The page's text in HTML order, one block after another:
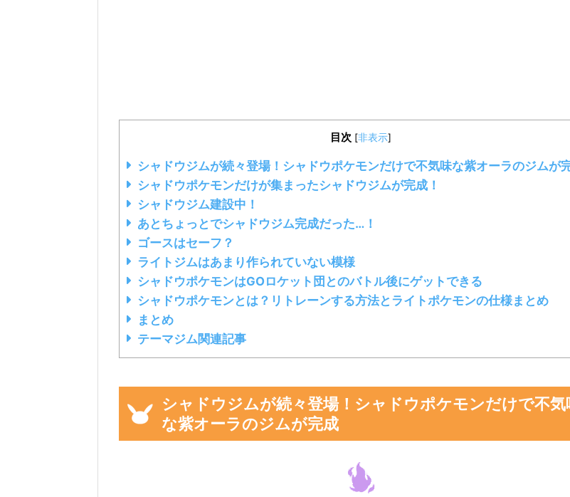
目次 [非表示]
シャドウジムが続々登場！シャドウポケモンだけで不気味な紫オーラのジムが
シャドウポケモンだけが集まったシャドウジムが完成！
シャドウジム建設中！
あとちょっとでシャドウジム完成だった…！
ゴースはセーフ？
ライトジムはあまり作られていない模様
シャドウポケモンはGOロケット団とのバトル後にゲットできる
シャドウポケモンとは？リトレーンする方法とライトポケモンの仕様まとめ
まとめ
テーマジム関連記事
シャドウジムが続々登場！シャドウポケモンだけで不気
な紫オーラのジムが完成